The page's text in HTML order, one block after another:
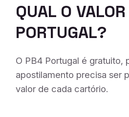
QUAL O
PORTUGAL?
O PB4 Portugal é gratuito,
apostilamento precisa ser
valor de cada cartório.